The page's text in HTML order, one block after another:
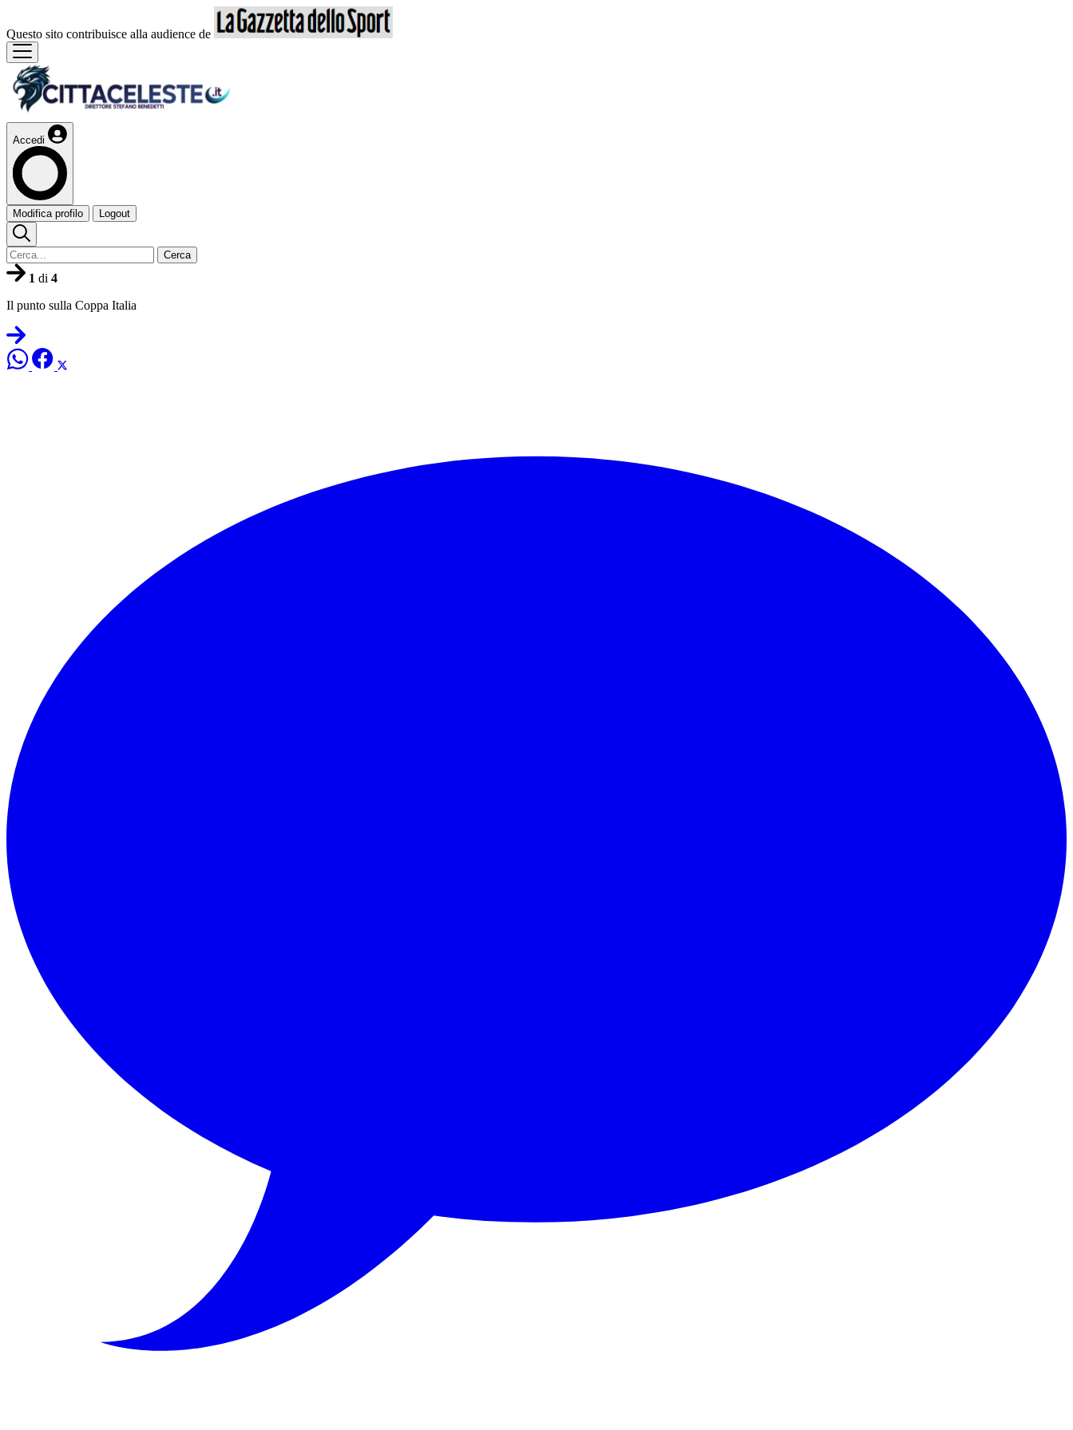
Questo sito contribuisce alla audience de
Accedi
Modifica profilo Logout
Cerca
1 di 4
Il punto sulla Coppa Italia